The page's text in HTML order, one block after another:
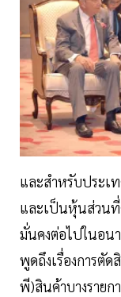
และสำหรับประเ
และเป็นหุ้นส่วนที่
มั่นคงต่อไปในอน
พูดถึงเรื่องการตั
พี)สินค้าบางรายก